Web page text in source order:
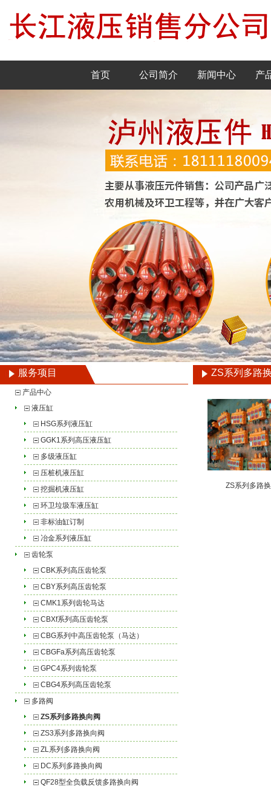
首页 公司简介 新闻中心 产
服务项目
产品中心
液压缸
HSG系列液压缸
GGK1系列高压液压缸
多级液压缸
压桩机液压缸
挖掘机液压缸
环卫垃圾车液压缸
非标油缸订制
冶金系列液压缸
齿轮泵
CBK系列高压齿轮泵
CBY系列高压齿轮泵
CMK1系列齿轮马达
CBXf系列高压齿轮泵
CBG系列中高压齿轮泵（马达）
CBGFa系列高压齿轮泵
GPC4系列齿轮泵
CBG4系列高压齿轮泵
多路阀
ZS系列多路换向阀
ZS3系列多路换向阀
ZL系列多路换向阀
DC系列多路换向阀
QF28型全负载反馈多路换向阀
ZS系列多路
ZS系列多路